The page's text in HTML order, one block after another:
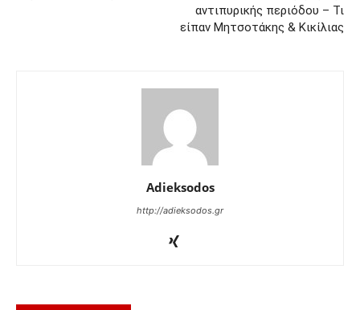
αντιπυρικής περιόδου – Τι
είπαν Μητσοτάκης & Κικίλιας
Adieksodos
http://adieksodos.gr